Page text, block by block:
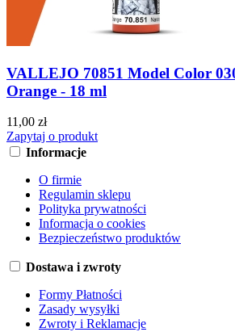
VALLEJO 70851 Model Color
Orange - 18 ml
11,00 zł
Zapytaj o produkt
Informacje
O firmie
Regulamin sklepu
Polityka prywatności
Informacja o cookies
Bezpieczeństwo produktów
Dostawa i zwroty
Formy Płatności
Zasady wysyłki
Zwroty i Reklamacje